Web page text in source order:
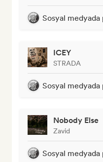
Sosyal medyada
ICEY
STRADA
Sosyal medyada
Nobody Else
Zavid
Sosyal medyada